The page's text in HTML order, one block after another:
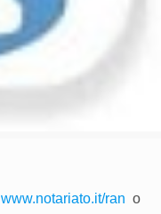
www.notariato.it/ran o